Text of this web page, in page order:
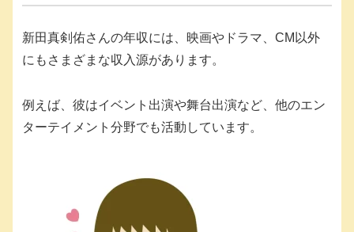
新田真剣佑さんの年収には、映画やドラマ、CM以外
にもさまざまな収入源があります。
例えば、彼はイベント出演や舞台出演など、他のエン
ターテイメント分野でも活動しています。